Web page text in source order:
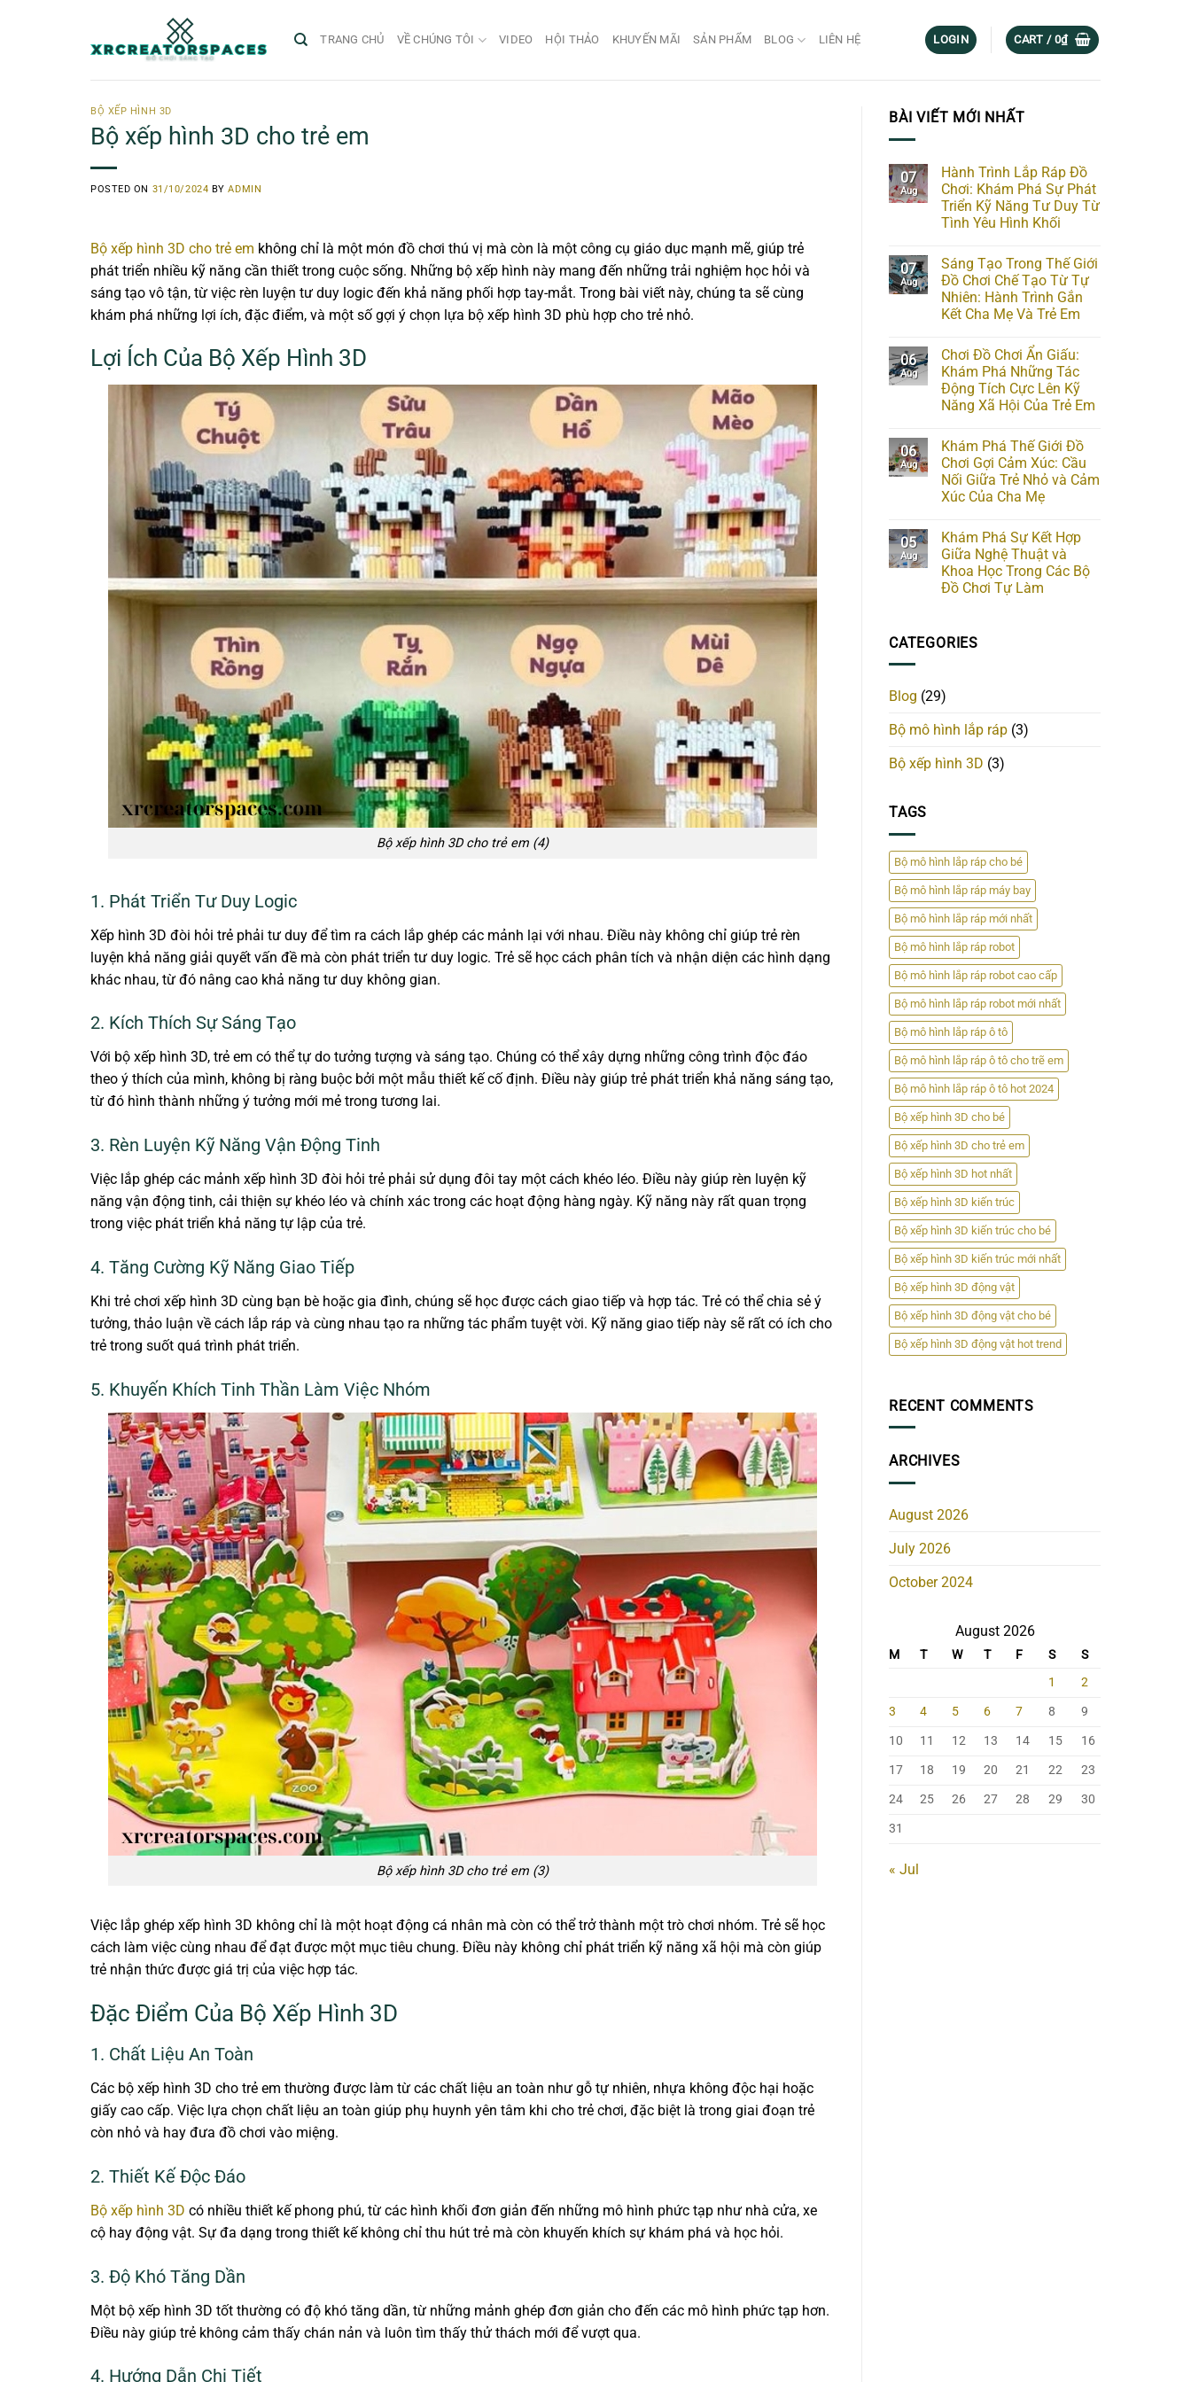
TRANG CHỦ VỀ CHÚNG TÔI VIDEO HỘI THẢO KHUYẾN MÃI SẢN PHẨM BLOG LIÊN HỆ LOGIN CART / 0₫
BỘ XẾP HÌNH 3D
Bộ xếp hình 3D cho trẻ em
POSTED ON 31/10/2024 BYADMIN
Bộ xếp hình 3D cho trẻ em không chỉ là một món đồ chơi thú vị mà còn là một công cụ giáo dục mạnh mẽ, giúp trẻ
phát triển nhiều kỹ năng cần thiết trong cuộc sống. Những bộ xếp hình này mang đến những trải nghiệm học hỏi và
sáng tạo vô tận, từ việc rèn luyện tư duy logic đến khả năng phối hợp tay-mắt. Trong bài viết này, chúng ta sẽ cùng
khám phá những lợi ích, đặc điểm, và một số gợi ý chọn lựa bộ xếp hình 3D phù hợp cho trẻ nhỏ.
Lợi Ích Của Bộ Xếp Hình 3D
Bộ xếp hình 3D cho trẻ em (4)
1. Phát Triển Tư Duy Logic
Xếp hình 3D đòi hỏi trẻ phải tư duy để tìm ra cách lắp ghép các mảnh lại với nhau. Điều này không chỉ giúp trẻ rèn
luyện khả năng giải quyết vấn đề mà còn phát triển tư duy logic. Trẻ sẽ học cách phân tích và nhận diện các hình dạng
khác nhau, từ đó nâng cao khả năng tư duy không gian.
2. Kích Thích Sự Sáng Tạo
Với bộ xếp hình 3D, trẻ em có thể tự do tưởng tượng và sáng tạo. Chúng có thể xây dựng những công trình độc đáo
theo ý thích của mình, không bị ràng buộc bởi một mẫu thiết kế cố định. Điều này giúp trẻ phát triển khả năng sáng tạo,
từ đó hình thành những ý tưởng mới mẻ trong tương lai.
3. Rèn Luyện Kỹ Năng Vận Động Tinh
Việc lắp ghép các mảnh xếp hình 3D đòi hỏi trẻ phải sử dụng đôi tay một cách khéo léo. Điều này giúp rèn luyện kỹ
năng vận động tinh, cải thiện sự khéo léo và chính xác trong các hoạt động hàng ngày. Kỹ năng này rất quan trọng
trong việc phát triển khả năng tự lập của trẻ.
4. Tăng Cường Kỹ Năng Giao Tiếp
Khi trẻ chơi xếp hình 3D cùng bạn bè hoặc gia đình, chúng sẽ học được cách giao tiếp và hợp tác. Trẻ có thể chia sẻ ý
tưởng, thảo luận về cách lắp ráp và cùng nhau tạo ra những tác phẩm tuyệt vời. Kỹ năng giao tiếp này sẽ rất có ích cho
trẻ trong suốt quá trình phát triển.
5. Khuyến Khích Tinh Thần Làm Việc Nhóm
Bộ xếp hình 3D cho trẻ em (3)
Việc lắp ghép xếp hình 3D không chỉ là một hoạt động cá nhân mà còn có thể trở thành một trò chơi nhóm. Trẻ sẽ học
cách làm việc cùng nhau để đạt được một mục tiêu chung. Điều này không chỉ phát triển kỹ năng xã hội mà còn giúp
trẻ nhận thức được giá trị của việc hợp tác.
Đặc Điểm Của Bộ Xếp Hình 3D
1. Chất Liệu An Toàn
Các bộ xếp hình 3D cho trẻ em thường được làm từ các chất liệu an toàn như gỗ tự nhiên, nhựa không độc hại hoặc
giấy cao cấp. Việc lựa chọn chất liệu an toàn giúp phụ huynh yên tâm khi cho trẻ chơi, đặc biệt là trong giai đoạn trẻ
còn nhỏ và hay đưa đồ chơi vào miệng.
2. Thiết Kế Độc Đáo
Bộ xếp hình 3D có nhiều thiết kế phong phú, từ các hình khối đơn giản đến những mô hình phức tạp như nhà cửa, xe
cộ hay động vật. Sự đa dạng trong thiết kế không chỉ thu hút trẻ mà còn khuyến khích sự khám phá và học hỏi.
3. Độ Khó Tăng Dần
Một bộ xếp hình 3D tốt thường có độ khó tăng dần, từ những mảnh ghép đơn giản cho đến các mô hình phức tạp hơn.
Điều này giúp trẻ không cảm thấy chán nản và luôn tìm thấy thử thách mới để vượt qua.
4. Hướng Dẫn Chi Tiết
BÀI VIẾT MỚI NHẤT
07
Aug
Hành Trình Lắp Ráp Đồ
Chơi: Khám Phá Sự Phát
Triển Kỹ Năng Tư Duy Từ
Tình Yêu Hình Khối
07
Aug
Sáng Tạo Trong Thế Giới
Đồ Chơi Chế Tạo Từ Tự
Nhiên: Hành Trình Gắn
Kết Cha Mẹ Và Trẻ Em
06
Aug
Chơi Đồ Chơi Ẩn Giấu:
Khám Phá Những Tác
Động Tích Cực Lên Kỹ
Năng Xã Hội Của Trẻ Em
06
Aug
Khám Phá Thế Giới Đồ
Chơi Gợi Cảm Xúc: Cầu
Nối Giữa Trẻ Nhỏ và Cảm
Xúc Của Cha Mẹ
05
Aug
Khám Phá Sự Kết Hợp
Giữa Nghệ Thuật và
Khoa Học Trong Các Bộ
Đồ Chơi Tự Làm
CATEGORIES
Blog (29)
Bộ mô hình lắp ráp (3)
Bộ xếp hình 3D (3)
TAGS
Bộ mô hình lắp ráp cho bé
Bộ mô hình lắp ráp máy bay
Bộ mô hình lắp ráp mới nhất
Bộ mô hình lắp ráp robot
Bộ mô hình lắp ráp robot cao cấp
Bộ mô hình lắp ráp robot mới nhất
Bộ mô hình lắp ráp ô tô
Bộ mô hình lắp ráp ô tô cho trẽ em
Bộ mô hình lắp ráp ô tô hot 2024
Bộ xếp hình 3D cho bé
Bộ xếp hình 3D cho trẻ em
Bộ xếp hình 3D hot nhất
Bộ xếp hình 3D kiến trúc
Bộ xếp hình 3D kiến trúc cho bé
Bộ xếp hình 3D kiến trúc mới nhất
Bộ xếp hình 3D động vật
Bộ xếp hình 3D động vật cho bé
Bộ xếp hình 3D động vật hot trend
RECENT COMMENTS
ARCHIVES
August 2026
July 2026
October 2024
August 2026
M T W T F S
S
1
2
3
4 5 6 7 8
9
10
11 12 13 14 15
16
17
18 19 20 21 22
23
24
25 26 27 28 29
30
31
« Jul